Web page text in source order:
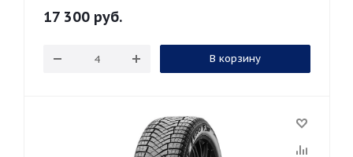
17 300 руб.
В корзину